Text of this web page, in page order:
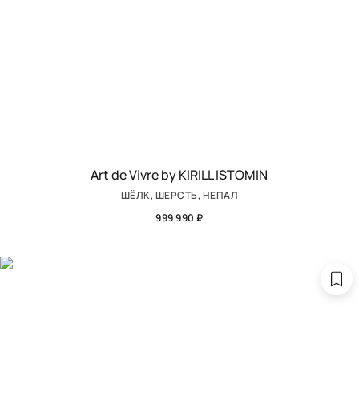
Art de Vivre by KIRILL ISTOMIN
ШЁЛК, ШЕРСТЬ, НЕПАЛ
999 990 ₽